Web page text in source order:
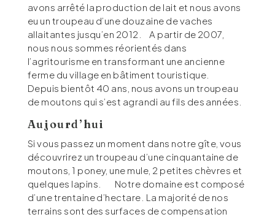
avons arrêté la production de lait et nous avons
eu un troupeau d’une douzaine de vaches
allaitantes jusqu’en 2012. A partir de 2007,
nous nous sommes réorientés dans
l’agritourisme en transformant une ancienne
ferme du village en bâtiment touristique.
Depuis bientôt 40 ans, nous avons un troupeau
de moutons qui s’est agrandi au fils des années.
Aujourd’hui
Si vous passez un moment dans notre gîte, vous
découvrirez un troupeau d’une cinquantaine de
moutons, 1 poney, une mule, 2 petites chèvres et
quelques lapins. Notre domaine est composé
d’une trentaine d’hectare. La majorité de nos
terrains sont des surfaces de compensation